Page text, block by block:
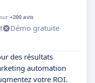
+200 avis
Démo gratuite
des résultats
automation
votre ROI.